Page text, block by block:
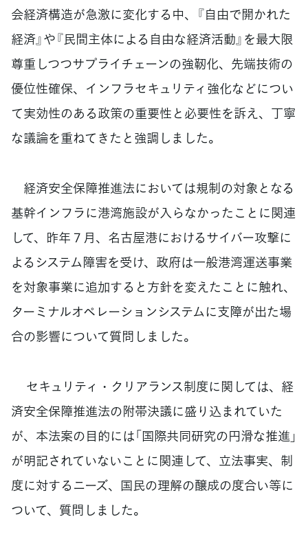
会経済構造が急激に変化する中、『自由で開かれた
経済』や『民間主体による自由な経済活動』を最大限
尊重しつつサプライチェーンの強靭化、先端技術の
優位性確保、インフラセキュリティ強化などについ
て実効性のある政策の重要性と必要性を訴え、丁寧
な議論を重ねてきたと強調しました。
経済安全保障推進法においては規制の対象となる
基幹インフラに港湾施設が入らなかったことに関連
して、昨年７月、名古屋港におけるサイバー攻撃に
よるシステム障害を受け、政府は一般港湾運送事業
を対象事業に追加すると方針を変えたことに触れ、
ターミナルオペレーションシステムに支障が出た場
合の影響について質問しました。
セキュリティ・クリアランス制度に関しては、経
済安全保障推進法の附帯決議に盛り込まれていた
が、本法案の目的には「国際共同研究の円滑な推進」
が明記されていないことに関連して、立法事実、制
度に対するニーズ、国民の理解の醸成の度合い等に
ついて、質問しました。